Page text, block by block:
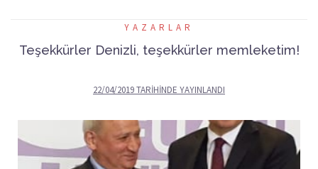
YAZARLAR
Teşekkürler Denizli, teşekkürler memleketim!
22/04/2019TARIHINDE YAYINLANDI